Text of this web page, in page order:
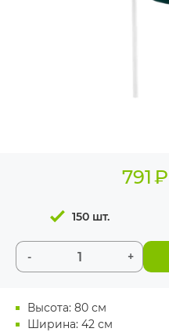
Высота: 80 см
Ширина: 42 см
791₽
- +
150 шт.